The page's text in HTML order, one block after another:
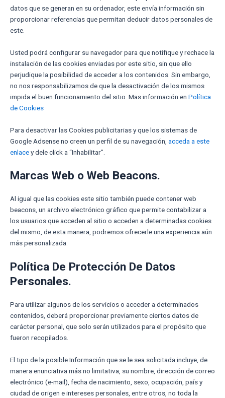
datos que se generan en su ordenador, este envía información sin
proporcionar referencias que permitan deducir datos personales de
este.
Usted podrá configurar su navegador para que notifique y rechace la
instalación de las cookies enviadas por este sitio, sin que ello
perjudique la posibilidad de acceder a los contenidos. Sin embargo,
no nos responsabilizamos de que la desactivación de los mismos
impida el buen funcionamiento del sitio. Mas información en Política
de Cookies
Para desactivar las Cookies publicitarias y que los sistemas de
Google Adsense no creen un perfil de su navegación, acceda a este
enlacey dele click a “Inhabilitar”.
Marcas Web o Web Beacons.
Al igual que las cookies este sitio también puede contener web
beacons, un archivo electrónico gráfico que permite contabilizar a
los usuarios que acceden al sitio o acceden a determinadas cookies
del mismo, de esta manera, podremos ofrecerle una experiencia aún
más personalizada.
Política De Protección De Datos
Personales.
Para utilizar algunos de los servicios o acceder a determinados
contenidos, deberá proporcionar previamente ciertos datos de
carácter personal, que solo serán utilizados para el propósito que
fueron recopilados.
El tipo de la posible Información que se le sea solicitada incluye, de
manera enunciativa más no limitativa, su nombre, dirección de correo
electrónico (e-mail), fecha de nacimiento, sexo, ocupación, país y
ciudad de origen e intereses personales, entre otros, no toda la